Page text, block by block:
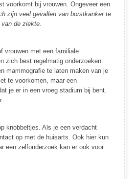
voorkomt bij vrouwen. Ongeveer een
zijn veel gevallen van borstkanker te
de ziekte.
vrouwen met een familiale
zich best regelmatig onderzoeken.
mammografie te laten maken van je
te voorkomen, maar een
je er in een vroeg stadium bij bent.
knobbeltjes. Als je een verdacht
op met de huisarts. Ook hier kun
een zelfonderzoek kan er ook voor